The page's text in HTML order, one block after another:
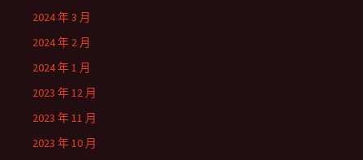
2024 年 3 月
2024 年 2 月
2024 年 1 月
2023 年 12 月
2023 年 11 月
2023 年 10 月